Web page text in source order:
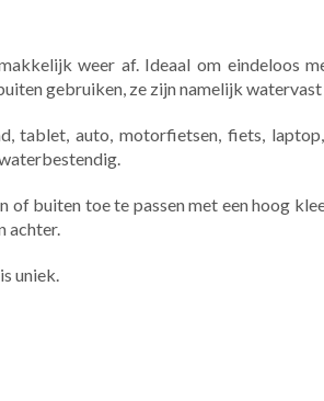
weer af. Ideaal om eindeloos
gebruiken, ze zijn namelijk
tablet, auto, motorfietsen, fiets,
buiten toe te passen met een hoog
achter.
uniek.